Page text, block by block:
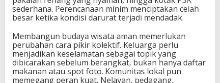
sederhana. Perencanaan minim menciptakan celah
besar ketika kondisi darurat terjadi mendadak.
Membangun budaya wisata aman memerlukan
perubahan cara pikir kolektif. Keluarga perlu
menjadikan keselamatan sebagai topik yang
dibicarakan sebelum berangkat, bukan hanya daftar
makanan atau spot foto. Komunitas lokal pun
memegang peran kuat. Nelayan, pedagang,